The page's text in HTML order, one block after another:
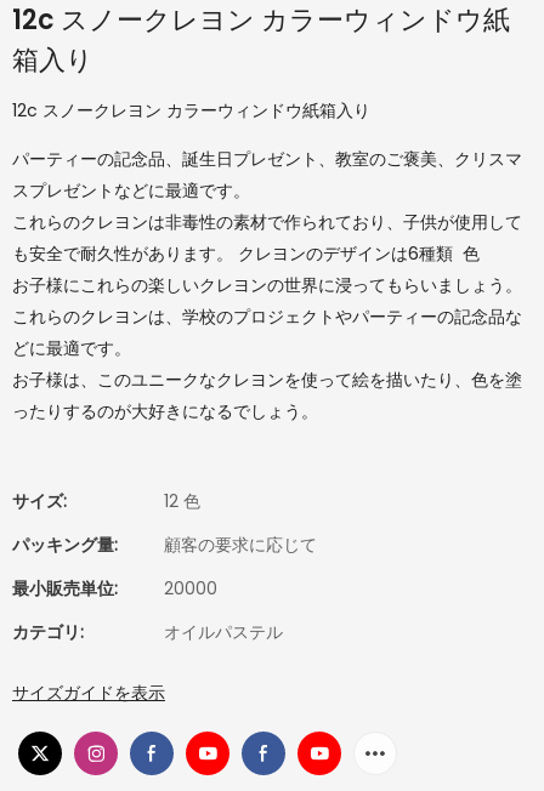
12c スノークレヨン カラーウィンドウ紙
箱入り
12c スノークレヨン カラーウィンドウ紙箱入り
パーティーの記念品、誕生日プレゼント、教室のご褒美、クリスマ
スプレゼントなどに最適です。
これらのクレヨンは非毒性の素材で作られており、子供が使用して
も安全で耐久性があります。 クレヨンのデザインは6種類 色
お子様にこれらの楽しいクレヨンの世界に浸ってもらいましょう。
これらのクレヨンは、学校のプロジェクトやパーティーの記念品な
どに最適です。
お子様は、このユニークなクレヨンを使って絵を描いたり、色を塗
ったりするのが大好きになるでしょう。
サイズ:
12 色
パッキング量:
顧客の要求に応じて
最小販売単位:
20000
カテゴリ:
オイルパステル
サイズガイドを表示